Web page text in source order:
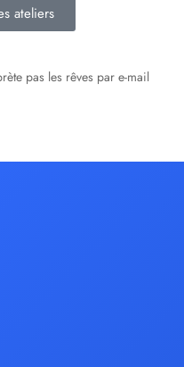
ateliers
pas les rêves par e-mail